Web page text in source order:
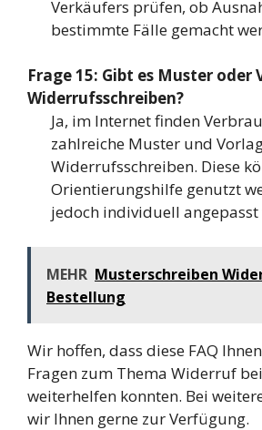
Verkäufers prüfen, ob
bestimmte Fälle gemacht
Frage 15: Gibt es Muster oder
Widerrufsschreiben?
Ja, im Internet finden
zahlreiche Muster und
Widerrufsschreiben. Diese
Orientierungshilfe genutzt
jedoch individuell angepasst
MEHR Musterschreiben
Bestellung
Wir hoffen, dass diese FAQ
Fragen zum Thema Widerruf
weiterhelfen konnten. Bei
wir Ihnen gerne zur Verfügung.